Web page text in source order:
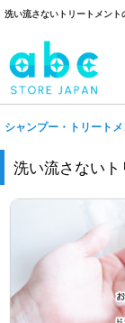
洗い流さないトリートメント
シャンプー・トリート
洗い流さないト